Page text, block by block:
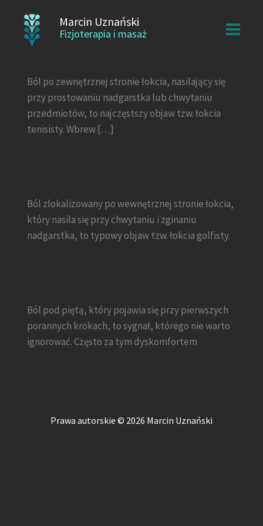
Marcin Uznański
Fizjoterapia i masaż
Ból po zewnętrznej stronie łokcia, nasilający się
przy prostowaniu nadgarstka lub chwytaniu
przedmiotów, to najczęstszy objaw tzw. łokcia
tenisisty. Wbrew […]
Ból zlokalizowany po wewnętrznej stronie łokcia,
który nasila się przy chwytaniu i zginaniu
nadgarstka, to typowy objaw tzw. łokcia golfisty.
Ból pod piętą, który pojawia się przy pierwszych
porannych krokach, to sygnał, którego nie warto
ignorować. Często za tym dyskomfortem
Prawa autorskie © 2026 Marcin Uznański